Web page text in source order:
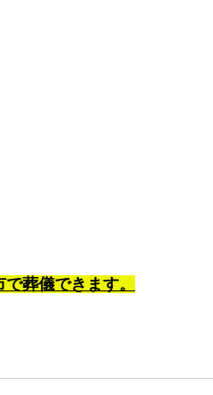
葬儀できます。